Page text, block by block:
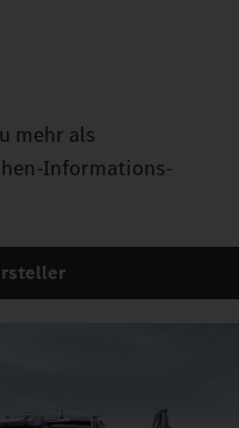
mehr als
Informations-